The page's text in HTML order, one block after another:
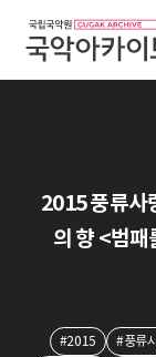
2015 풍류사
의 향 <범패
#2015 #풍류